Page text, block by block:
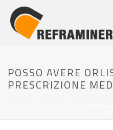
POSSO AVERE
PRESCRIZIONE